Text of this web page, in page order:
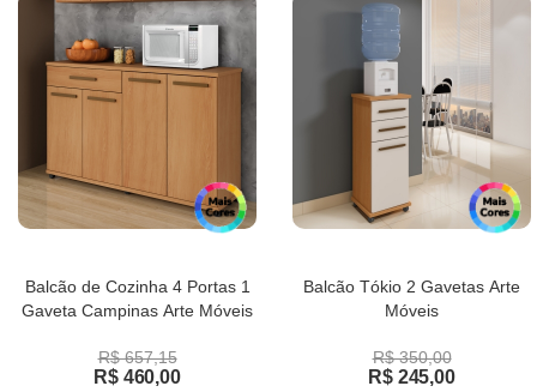
Balcão de Cozinha 4 Portas 1
Gaveta Campinas Arte Móveis
R$ 657,15
R$ 460,00
Balcão Tókio 2 Gavetas Arte
Móveis
R$ 350,00
R$ 245,00